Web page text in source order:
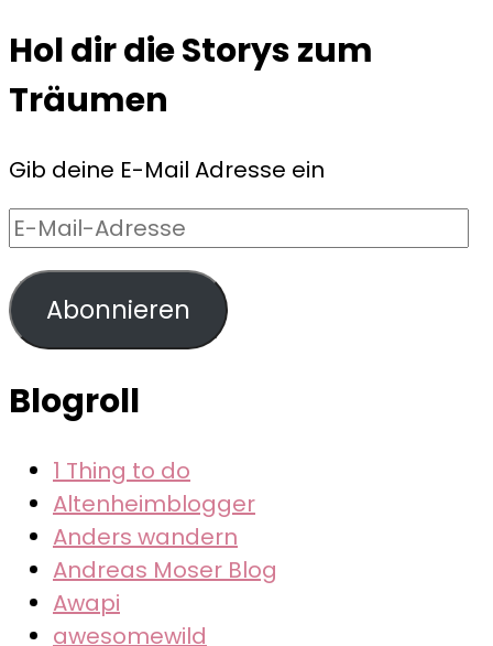
Hol dir die Storys zum
Träumen
Gib deine E-Mail Adresse ein
E-
Mail-
Adresse
Abonnieren
Blogroll
1 Thing to do
Altenheimblogger
Anders wandern
Andreas Moser Blog
Awapi
awesomewild